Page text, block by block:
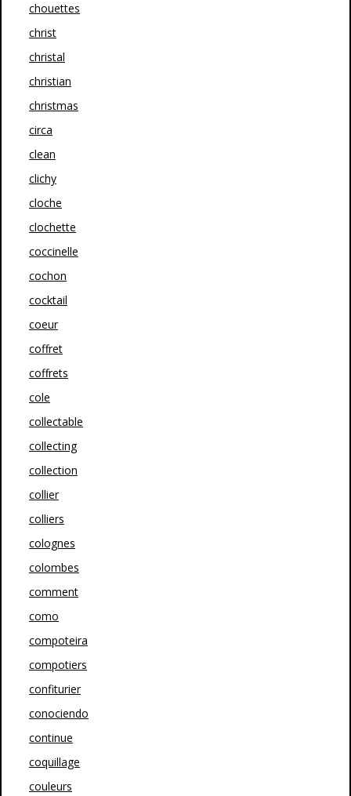
chouettes
christ
christal
christian
christmas
circa
clean
clichy
cloche
clochette
coccinelle
cochon
cocktail
coeur
coffret
coffrets
cole
collectable
collecting
collection
collier
colliers
colognes
colombes
comment
como
compoteira
compotiers
confiturier
conociendo
continue
coquillage
couleurs